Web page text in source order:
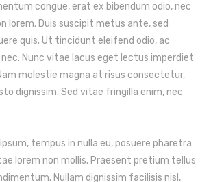
congue, erat ex bibendum odio, nec
lorem. Duis suscipit metus ante, sed
quis. Ut tincidunt eleifend odio, ac
Nunc vitae lacus eget lectus imperdiet
molestie magna at risus consectetur,
dignissim. Sed vitae fringilla enim, nec
tempus in nulla eu, posuere pharetra
lorem non mollis. Praesent pretium tellus
Nullam dignissim facilisis nisl,